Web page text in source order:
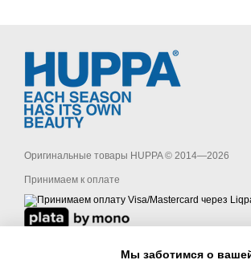
Оригинальные товары HUPPA © 2014—2026
Принимаем к оплате
Мобильная версияМы заботимся о